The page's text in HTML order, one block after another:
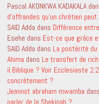
Pascal AKONKWA KADAKALA
d’offrandes qu’un chrétien
SAID Adda dans Différence
Esehe dans Est-ce que grâce
SAID Adda dans La postérité du
Ahima dans Le transfert de
il Biblique ? Voir Ecclesiaste
concrètement ?
Jeannot abraham mwamba
parler de la Shekinah ?